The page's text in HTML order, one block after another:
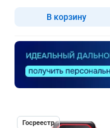
В корзину
Госреестр